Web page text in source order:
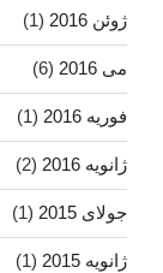
ژوئن 2016 (1)
می 2016 (6)
فوریه 2016 (1)
ژانویه 2016 (2)
جولای 2015 (1)
ژانویه 2015 (1)